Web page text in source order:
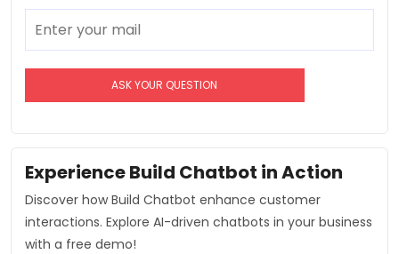
Experience Build Chatbot in Action
Discover how Build Chatbot enhance customer
interactions. Explore AI-driven chatbots in your business
with a free demo!